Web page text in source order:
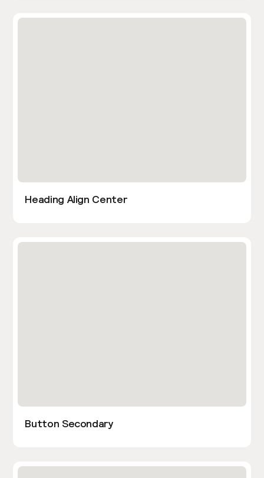
Heading Align Center
Button Secondary